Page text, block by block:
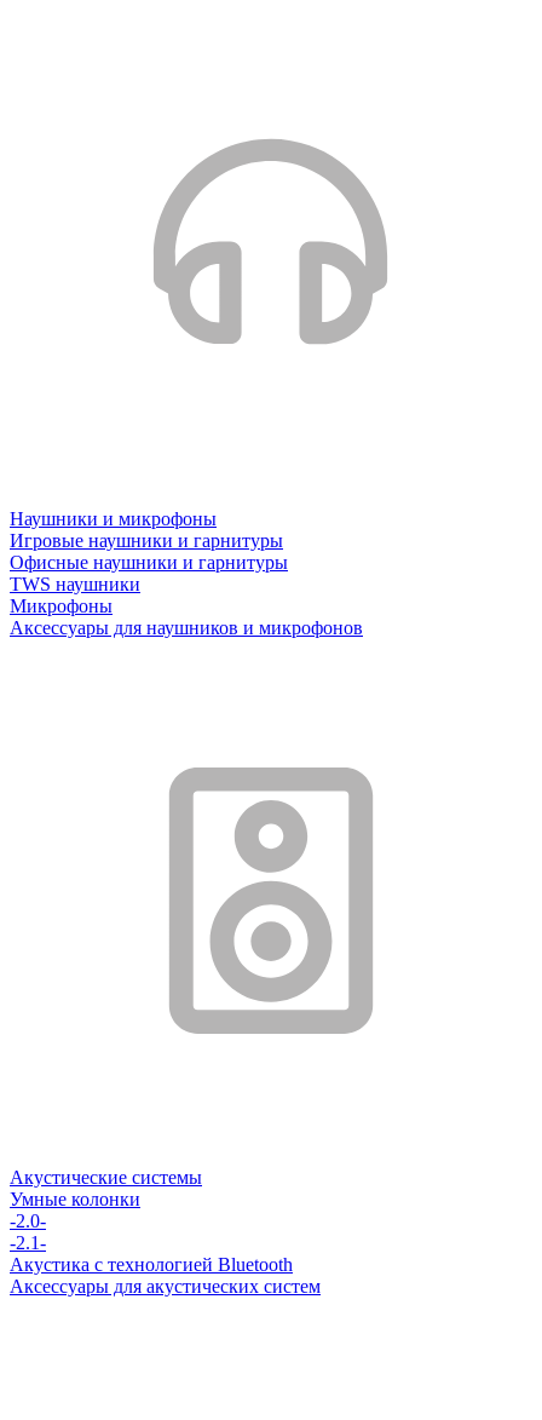
Наушники и микрофоны
Игровые наушники и гарнитуры
Офисные наушники и гарнитуры
TWS наушники
Микрофоны
Аксессуары для наушников и микрофонов
Акустические системы
Умные колонки
-2.0-
-2.1-
Акустика с технологией Bluetooth
Аксессуары для акустических систем